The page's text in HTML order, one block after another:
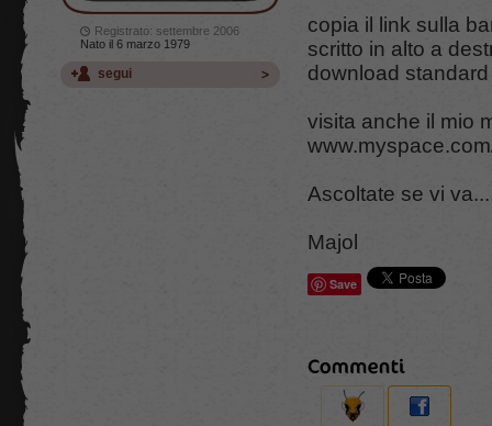
Registrato: settembre 2006
Nato il 6 marzo 1979
segui
copia il link sulla
scritto in alto a
download
visita anche il mio
Ascoltate se vi
Majol
Save